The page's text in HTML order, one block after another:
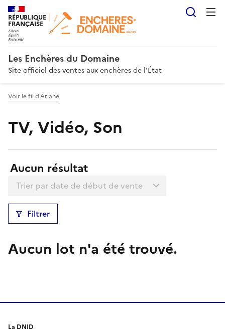
RÉPUBLIQUE
FRANÇAISE
Les Enchères du Domaine
Site officiel des ventes aux enchères de l'État
Voir le fil d'Ariane
TV, Vidéo, Son
Résultats:
Aucun résultat
Trier la liste
Filtrer
Aucun lot n'a été trouvé.
La DNID